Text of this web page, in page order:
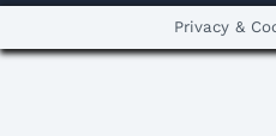
Privacy &